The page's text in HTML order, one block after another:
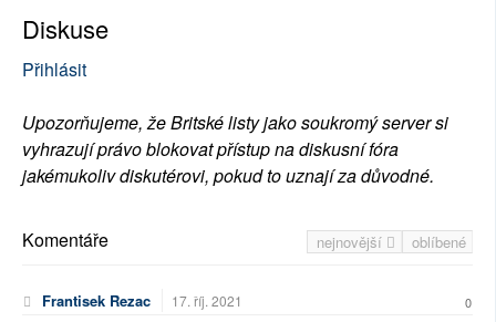
Diskuse
Přihlásit
Upozorňujeme, že Britské listy jako soukromý server si
vyhrazují právo blokovat přístup na diskusní fóra
jakémukoliv diskutérovi, pokud to uznají za důvodné.
nejnovější oblíbené
Komentáře
Frantisek Rezac 17. říj. 2021 0